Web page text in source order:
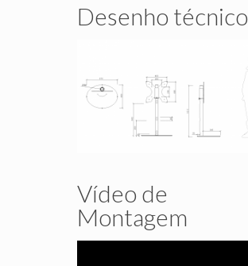
Desenho técnico
Vídeo de
Montagem